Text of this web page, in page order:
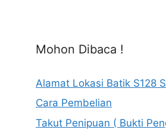
Mohon Dibaca !
Alamat Lokasi Batik S128
Cara Pembelian
Takut Penipuan ( Bukti